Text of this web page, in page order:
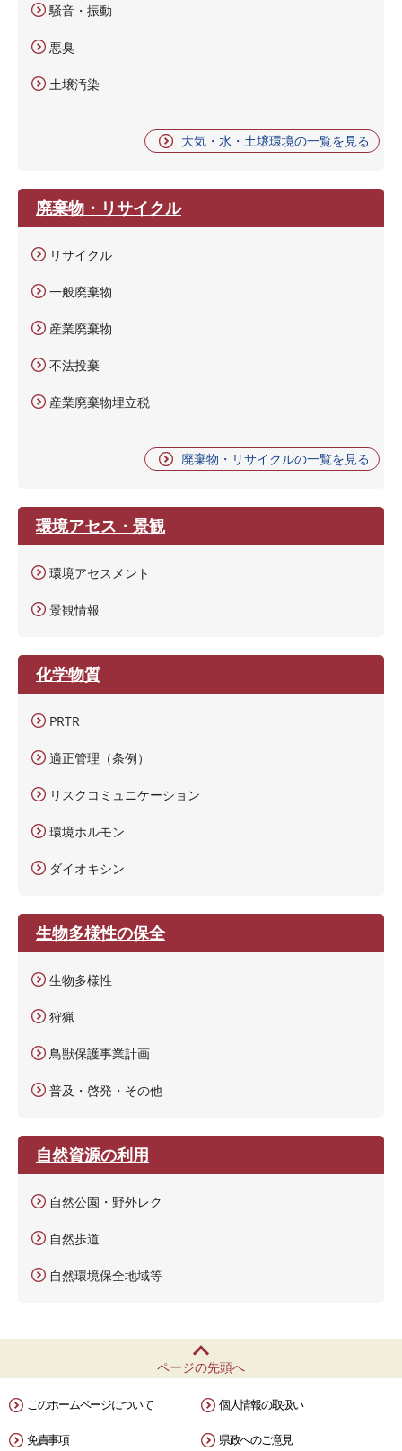
騒音・振動
悪臭
土壌汚染
大気・水・土壌環境の一覧を見る
廃棄物・リサイクル
リサイクル
一般廃棄物
産業廃棄物
不法投棄
産業廃棄物埋立税
廃棄物・リサイクルの一覧を見る
環境アセス・景観
環境アセスメント
景観情報
化学物質
PRTR
適正管理（条例）
リスクコミュニケーション
環境ホルモン
ダイオキシン
生物多様性の保全
生物多様性
狩猟
鳥獣保護事業計画
普及・啓発・その他
自然資源の利用
自然公園・野外レク
自然歩道
自然環境保全地域等
ページの先頭へ
このホームページについて 個人情報の取扱い
免責事項 県政へのご意見